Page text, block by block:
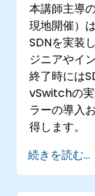
本講師主導
現地開催）
SDNを実装
ジニアやイ
終了時には
vSwitchの
ラーの導入
得します。
続きを読む...